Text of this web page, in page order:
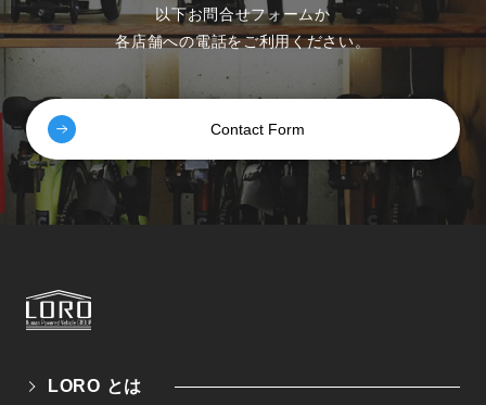
以下お問合せフォームか
各店舗への電話をご利用ください。
Contact Form
LORO とは